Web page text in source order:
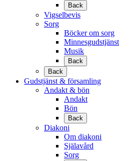
Back
Vigselbevis
Sorg
Böcker om sorg
Minnesgudstjänst
Musik
Back
Back
Gudstjänst & församling
Andakt & bön
Andakt
Bön
Back
Diakoni
Om diakoni
Själavård
Sorg